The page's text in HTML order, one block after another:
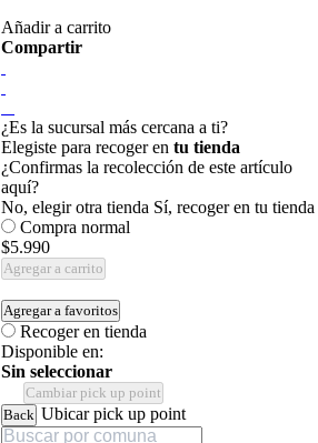
Añadir a carrito
Compartir
¿Es la sucursal más cercana a ti?
Elegiste para recoger entu tienda
¿Confirmas la recolección de este artículo
aquí?
No, elegir otra tienda Sí, recoger en tu tienda
Compra normal
$5.990
Agregar a carrito
Agregar a favoritos
Recoger en tienda
Disponible en:
Sin seleccionar
Cambiar pick up point
Back Ubicar pick up point